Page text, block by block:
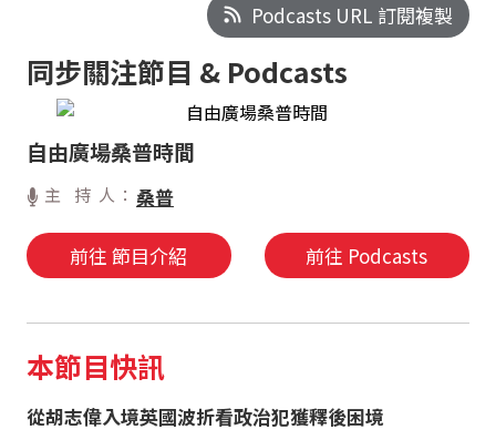
Podcasts URL 訂閱複製
同步關注節目 & Podcasts
自由廣場桑普時間
主 持 人： 桑普
前往 節目介紹 前往 Podcasts
本節目快訊
從胡志偉入境英國波折看政治犯獲釋後困境